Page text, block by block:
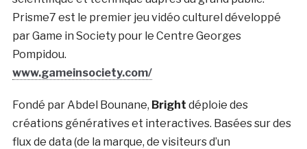
Prisme7 est le premier jeu vidéo culturel développé
par Game in Society pour le Centre Georges
Pompidou.
www.gameinsociety.com/
Fondé par Abdel Bounane, Bright déploie des
créations génératives et interactives. Basées sur des
flux de data (de la marque, de visiteurs d’un